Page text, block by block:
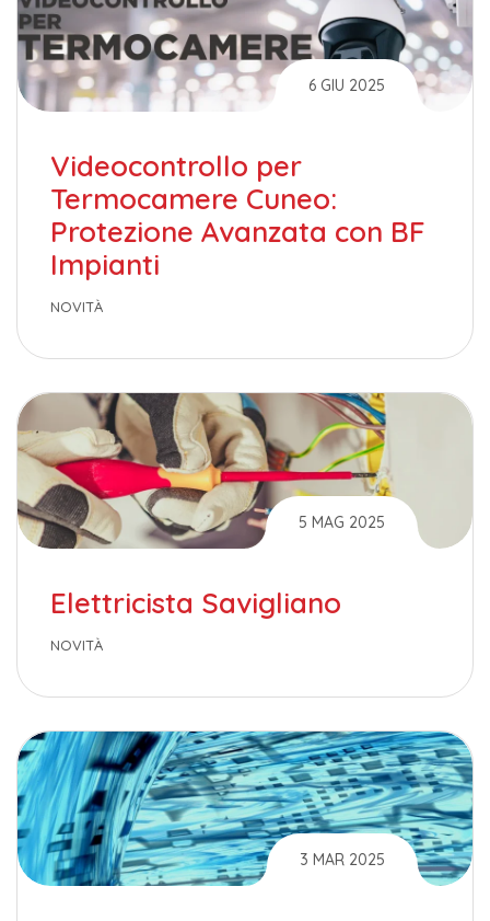
6 GIU 2025
Videocontrollo per
Termocamere Cuneo:
Protezione Avanzata con BF
Impianti
NOVITÀ
5 MAG 2025
Elettricista Savigliano
NOVITÀ
3 MAR 2025